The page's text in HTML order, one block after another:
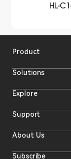
HL-
Product
Wireless
Intercom Systems
Camera Monitors
Solutions
Wireless Intercom
Explore
Online Activities
Hollyland Blog
Creator Resources
Video Center
Support
Download
Where to Buy
About Us
Forum
Subscribe